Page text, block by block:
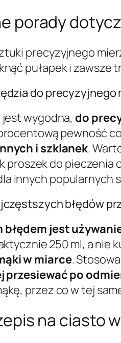
porady
precyzyjnego
pułapek i zawsze
do precyzyjnego
wygodna, do
pewność
i szklanek.
proszek do pieczenia
innych popularnych
błędów
błędem jest
250 ml, a nie
w miarce.
przesiewać po
przez co w tej
na ciasto